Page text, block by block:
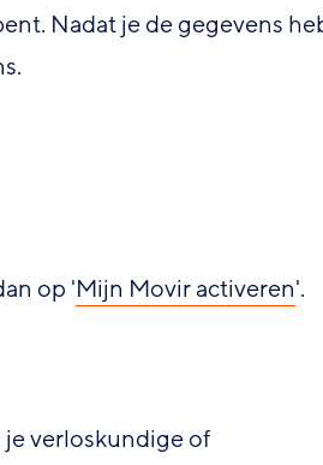
Nadat je de gegevens
op 'Mijn Movir activeren'.
je verloskundige of